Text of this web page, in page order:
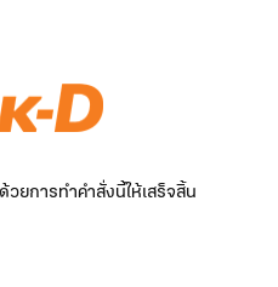
ยการทำคำสั่งนี้ให้เสร็จสิ้น